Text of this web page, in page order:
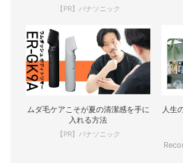
【PR】パナソニック
ムダ毛ケアこそが夏の清潔感を手に
入れる方法
【PR】パナソニック
人生